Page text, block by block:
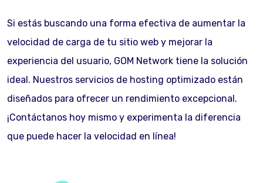
Si estás buscando una forma efectiva de aumentar la
velocidad de carga de tu sitio web y mejorar la
experiencia del usuario, GOM Network tiene la solución
ideal. Nuestros servicios de hosting optimizado están
diseñados para ofrecer un rendimiento excepcional.
¡Contáctanos hoy mismo y experimenta la diferencia
que puede hacer la velocidad en línea!